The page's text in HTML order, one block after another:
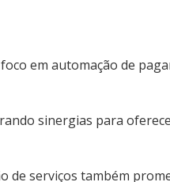
em automação de
sinergias para
de serviços também